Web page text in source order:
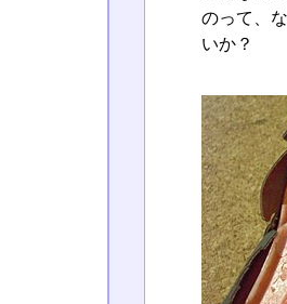
のって、
いか？